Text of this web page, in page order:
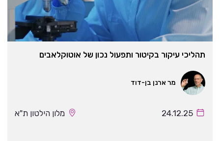
תהליכי עיקור בקיטור ותפעול נכון של אוטוקלאבים
מר ארנן בן-דוד
24.12.25 מלון הילטון ת"א